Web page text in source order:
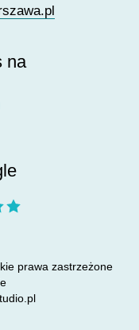
na
prawa zastrzeżone